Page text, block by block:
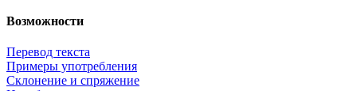
Возможности
Перевод текста
Примеры употребления
Склонение и спряжение